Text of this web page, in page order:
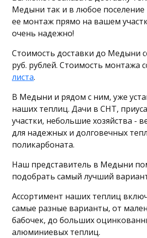
Медыни так и в любое поселение
ее монтаж прямо на вашем
очень надежно!
Стоимость доставки до Медыни
руб. рублей. Стоимость монтажа
листа.
В Медыни и рядом с ним, уже
наших теплиц. Дачи в СНТ,
участки, небольшие хозяйства -
для надежных и долговечных
поликарбоната.
Наш представитель в Медыни
подобрать самый лучший
Ассортимент наших теплиц
самые разные варианты, от
бабочек, до больших
алюминиевых теплиц.